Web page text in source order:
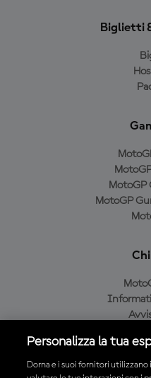
Biglietti
MotoGP
MotoGP
Personalizza la tua
Dorna e i suoi fornitori